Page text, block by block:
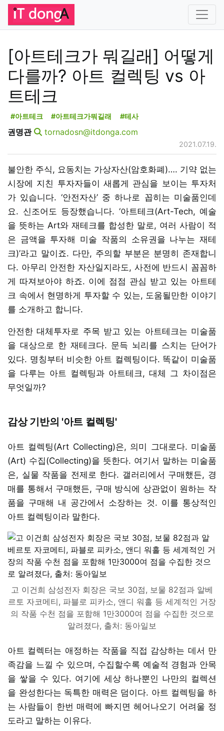
[아트테크가 뭐길래] 어떻게
다를까? 아트 컬렉팅 vs 아
트테크
#아트테크 #아트테크가뭐길래 #테사
권명관 tornadosn@itdonga.com
2021.07.19.
불안한 주식, 요동치는 가상자산(암호화폐)…. 기약 없는
시장에 지친 투자자들이 새롭게 관심을 보이는 투자처
가 있습니다. ‘안전자산’ 중 하나로 꼽히는 미술품인데
요. 신조어도 등장했습니다. ‘아트테크(Art-Tech, 예술
을 뜻하는 Art와 재테크를 합성한 말로, 여러 사람이 적
은 금액을 투자해 미술 작품의 소유권을 나누는 재테
크)’라고 말이죠. 다만, 주의할 부분은 분명히 존재합니
다. 아무리 안전한 자산일지라도, 사전에 반드시 꼼꼼하
게 따져보아야 하죠. 이에 점점 관심 받고 있는 아트테
크 속에서 현명하게 투자할 수 있는, 도움될만한 이야기
를 소개하고 합니다.
안전한 대체투자로 주목 받고 있는 아트테크는 미술품
을 대상으로 한 재테크다. 문득 뇌리를 스치는 단어가
있다. 명칭부터 비슷한 아트 컬렉팅이다. 똑같이 미술품
을 다루는 아트 컬렉팅과 아트테크, 대체 그 차이점은
무엇일까?
감상 기반의 '아트 컬렉팅'
아트 컬렉팅(Art Collecting)은, 의미 그대로다. 미술품
(Art) 수집(Collecting)을 뜻한다. 여기서 말하는 미술품
은, 실물 작품을 전제로 한다. 갤러리에서 구매했든, 경
매를 통해서 구매했든, 구매 방식에 상관없이 원하는 작
품을 구매해 내 공간에서 소장하는 것. 이를 통상적인
아트 컬렉팅이라 말한다.
고 이건희 삼성전자 회장은 국보 30점, 보물 82점과 알베
르토 자코메티, 파블로 피카소, 앤디 워홀 등 세계적인 거장
의 작품 수천 점을 포함해 1만3000여 점을 수집한 것으로
알려졌다, 출처: 동아일보
아트 컬렉터는 애정하는 작품을 직접 감상하는 데서 만
족감을 느낄 수 있으며, 수집할수록 예술적 경험과 안목
을 쌓을 수 있다. 여기에 세상 하나뿐인 나만의 컬렉션
을 완성한다는 독특한 매력은 덤이다. 아트 컬렉팅을 하
는 사람들이 한번 매력에 빠지면 헤어나오기 어려울 정
도라고 말하는 이유다.